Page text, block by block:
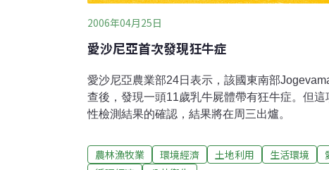
2006年04月25日
愛沙尼亞首次發現狂牛症
愛沙尼亞農業部24日表示，該國東南部
查後，發現一頭11歲乳牛屍體帶有狂牛症。但
性檢測結果的確認，結果將在周三出爐。
農林漁牧業 環境經濟 土地利用 生活環境